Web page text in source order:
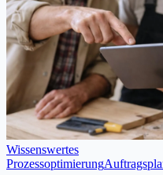
Wissenswertes
Prozessoptimierung